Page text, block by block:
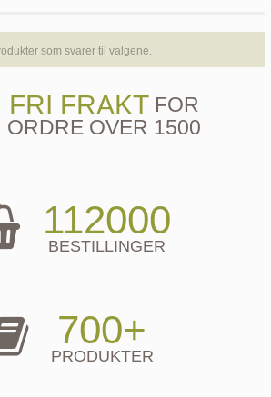
som svarer til valgene.
FRI FRAKTFOR
ORDRE OVER 1500
112000
BESTILLINGER
700+
PRODUKTER